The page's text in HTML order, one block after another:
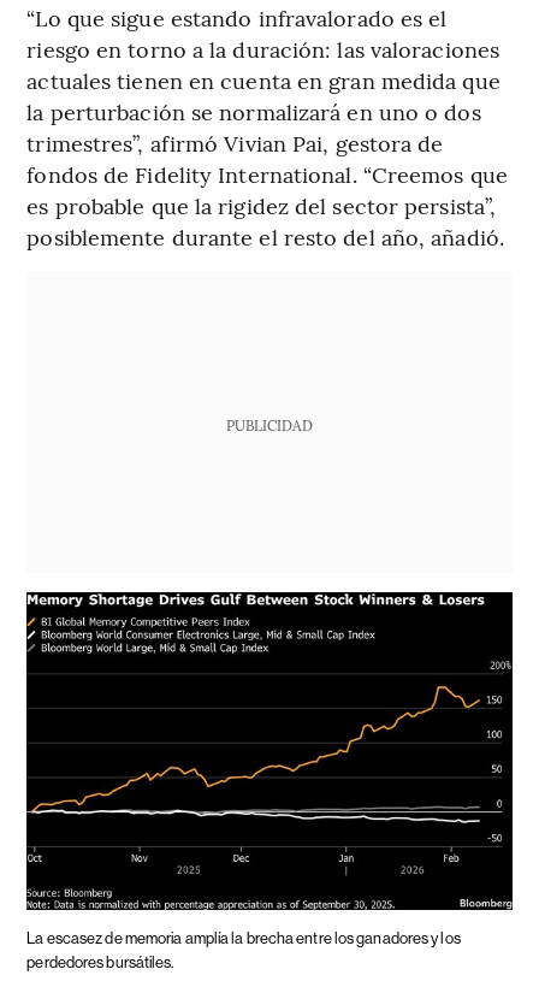
“Lo que sigue estando infravalorado es el
riesgo en torno a la duración: las valoraciones
actuales tienen en cuenta en gran medida que
la perturbación se normalizará en uno o dos
trimestres”, afirmó Vivian Pai, gestora de
fondos de Fidelity International. “Creemos que
es probable que la rigidez del sector persista”,
posiblemente durante el resto del año, añadió.
PUBLICIDAD
La escasez de memoria amplía la brecha entre los ganadores y los
perdedores bursátiles.